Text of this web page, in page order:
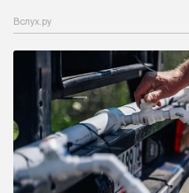
Вслух.ру